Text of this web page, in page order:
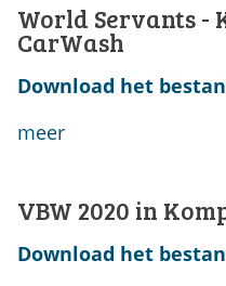
World Servants -
CarWash
Download het
meer
VBW 2020 in
Download het